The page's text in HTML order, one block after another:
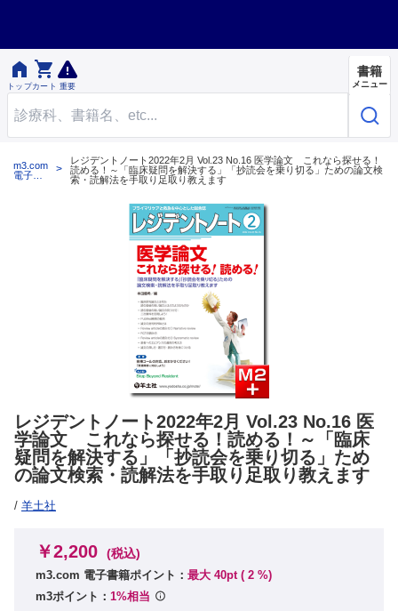

トップ

カート 重要
書籍
メニュー
m3.com
電子書
レジデントノート2022年2月 Vol.23 No.16 医学論文 これなら探せる！
読める！～「臨床疑問を解決する」「抄読会を乗り切る」ための論文検
索・読解法を手取り足取り教えます
レジデントノート2022年2月 Vol.23 No.16 医
学論文 これなら探せる！読める！～「臨床
疑問を解決する」「抄読会を乗り切る」ため
の論文検索・読解法を手取り足取り教えます
/ 羊土社
￥2,200 (税込)
m3.com 電子書籍ポイント： 最大 40pt ( 2 %)
m3ポイント： 1%相当